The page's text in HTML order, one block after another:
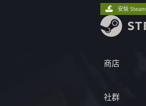
商店
社群
安裝 Steam